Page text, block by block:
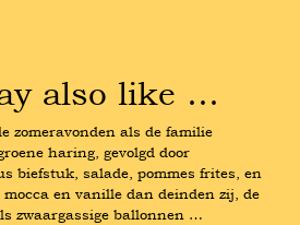
also like …
zomeravonden als de familie
haring, gevolgd door
biefstuk, salade, pommes frites, en
en vanille dan deinden zij, de
zwaargassige ballonnen …